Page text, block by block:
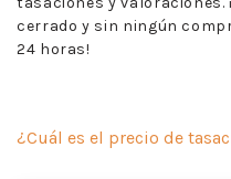
cerrado y sin ningún
24 horas!
¿Cuál es el precio de